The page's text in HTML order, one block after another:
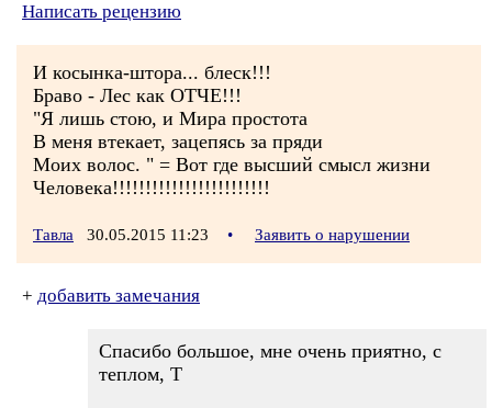
Написать рецензию
И косынка-штора... блеск!!!
Браво - Лес как ОТЧЕ!!!
"Я лишь стою, и Мира простота
В меня втекает, зацепясь за пряди
Моих волос. " = Вот где высший смысл жизни
Человека!!!!!!!!!!!!!!!!!!!!!!!!
Тавла 30.05.2015 11:23 • Заявить о нарушении
+ добавить замечания
Спасибо большое, мне очень приятно, с
теплом, Т